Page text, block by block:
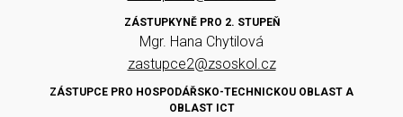
ZÁSTUPKYNĚ PRO 2. STUPEŇ
Mgr. Hana Chytilová
zastupce2@zsoskol.cz
ZÁSTUPCE PRO HOSPODÁŘSKO-TECHNICKOU OBLAST A
OBLAST ICT